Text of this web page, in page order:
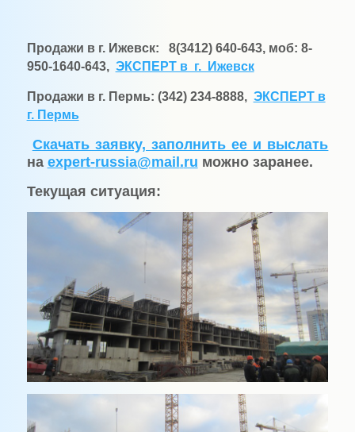
Продажи в г. Ижевск: 8(3412) 640-643, моб: 8-
950-1640-643, ЭКСПЕРТ в г. Ижевск
Продажи в г. Пермь: (342) 234-8888, ЭКСПЕРТ в
г. Пермь
Скачать заявку, заполнить ее и выслать
на expert-russia@mail.ru можно заранее.
Текущая ситуация: